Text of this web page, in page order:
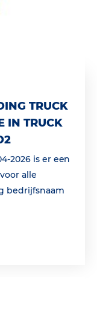
TRUCK
IN TRUCK
2026 is er een
alle
bedrijfsnaam